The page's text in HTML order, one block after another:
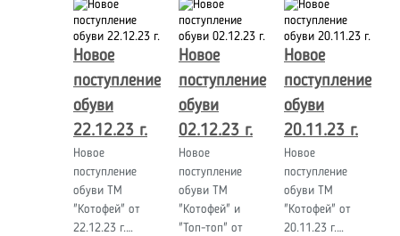
Новое
поступление
обуви
22.12.23 г.
Новое
поступление
обуви ТМ
"Котофей" от
22.12.23 г.…
Новое
поступление
обуви
02.12.23 г.
Новое
поступление
обуви ТМ
"Котофей" и
"Топ-топ" от
Новое
поступление
обуви
20.11.23 г.
Новое
поступление
обуви ТМ
"Котофей" от
20.11.23 г.…